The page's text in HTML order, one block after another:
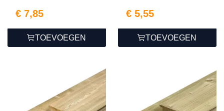
€ 7,85
TOEVOEGEN
€ 5,55
TOEVOEGEN